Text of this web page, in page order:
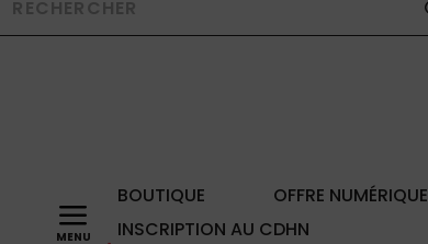
a BOUTIQUE OFFRE NUMÉRIQUE
INSCRIPTION AU CDHN